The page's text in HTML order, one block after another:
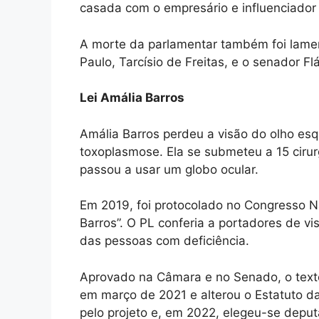
casada com o empresário e
A morte da parlamentar também foi
Paulo, Tarcísio de Freitas, e o senador
Lei Amália Barros
Amália Barros perdeu a visão do olho
toxoplasmose. Ela se submeteu a 15
passou a usar um globo ocular.
Em 2019, foi protocolado no Congresso
Barros”. O PL conferia a portadores de
das pessoas com deficiência.
Aprovado na Câmara e no Senado, o
em março de 2021 e alterou o Estatuto
pelo projeto e, em 2022, elegeu-se